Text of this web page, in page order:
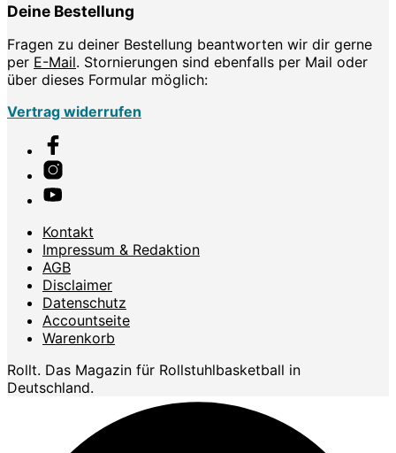
Deine Bestellung
Fragen zu deiner Bestellung beantworten wir dir gerne
per E-Mail. Stornierungen sind ebenfalls per Mail oder
über dieses Formular möglich:
Vertrag widerrufen
Kontakt
Impressum & Redaktion
AGB
Disclaimer
Datenschutz
Accountseite
Warenkorb
Rollt. Das Magazin für Rollstuhlbasketball in
Deutschland.